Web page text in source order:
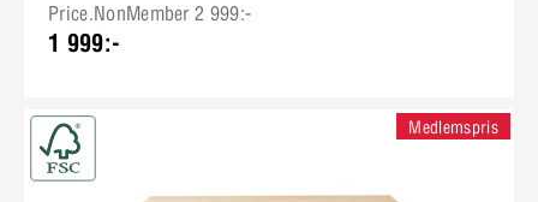
Price.NonMember 2 999:-
1 999:-
Medlemspris